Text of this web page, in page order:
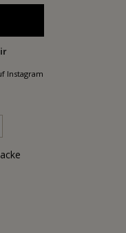
Instagram